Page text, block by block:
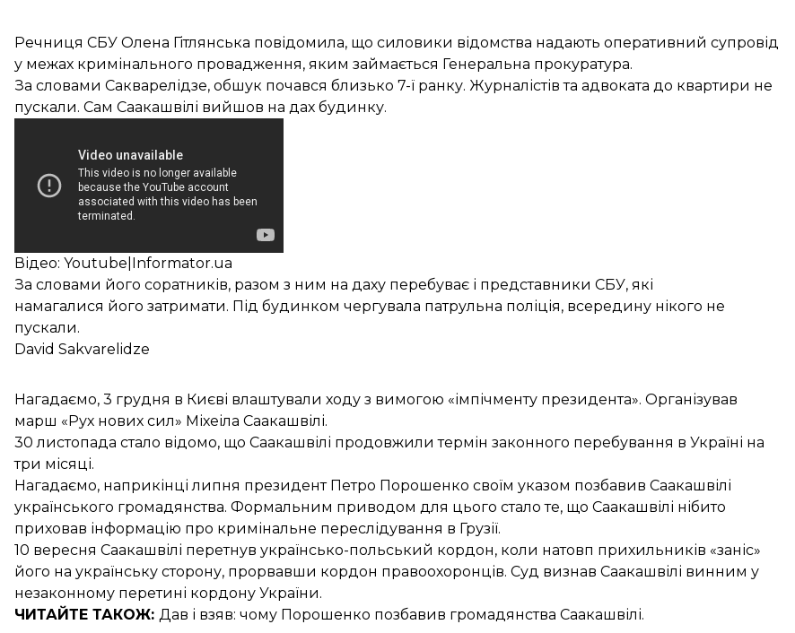
Речниця СБУ Олена Гітлянська повідомила, що силовики відомства надають оперативний супровід
у межах кримінального провадження, яким займається Генеральна прокуратура.
За словами Сакварелідзе, обшук почався близько 7-ї ранку. Журналістів та адвоката до квартири не
пускали. Сам Саакашвілі вийшов на дах будинку.
Відео: Youtube|Informator.ua
За словами його соратників, разом з ним на даху перебуває і представники СБУ, які
намагалися його затримати. Під будинком чергувала патрульна поліція, всередину нікого не
пускали.
David Sakvarelidze
Нагадаємо, 3 грудня в Києві влаштували ходу з вимогою «імпічменту президента». Організував
марш «Рух нових сил» Міхеіла Саакашвілі.
30 листопада стало відомо, що Саакашвілі продовжили термін законного перебування в Україні на
три місяці.
Нагадаємо, наприкінці липня президент Петро Порошенко своїм указом позбавив Саакашвілі
українського громадянства. Формальним приводом для цього стало те, що Саакашвілі нібито
приховав інформацію про кримінальне переслідування в Грузії.
10 вересня Саакашвілі перетнув українсько-польський кордон, коли натовп прихильників «заніс»
його на українську сторону, прорвавши кордон правоохоронців. Суд визнав Саакашвілі винним у
незаконному перетині кордону України.
ЧИТАЙТЕ ТАКОЖ: Дав і взяв: чому Порошенко позбавив громадянства Саакашвілі.